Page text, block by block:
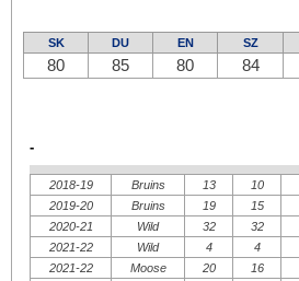
SK DU EN SZ
80 85 80 84
-
2018-19 Bruins 13 10
2019-20
Bruins 19 15
2020-21
Wild 32 32
2021-22
Wild 4 4
2021-22
Moose 20 16